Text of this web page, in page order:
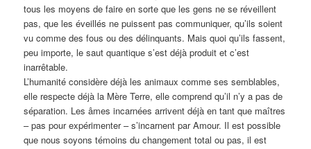
tous les moyens de faire en sorte que les gens ne se réveillent
pas, que les éveillés ne puissent pas communiquer, qu’ils soient
vu comme des fous ou des délinquants. Mais quoi qu’ils fassent,
peu importe, le saut quantique s’est déjà produit et c’est
inarrêtable.
L’humanité considère déjà les animaux comme ses semblables,
elle respecte déjà la Mère Terre, elle comprend qu’il n’y a pas de
séparation. Les âmes incarnées arrivent déjà en tant que maîtres
– pas pour expérimenter – s’incarnent par Amour. Il est possible
que nous soyons témoins du changement total ou pas, il est